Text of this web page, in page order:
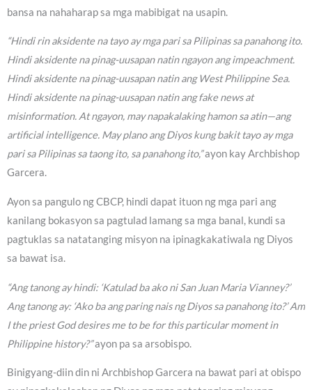
bansa na nahaharap sa mga mabibigat na usapin.
“Hindi rin aksidente na tayo ay mga pari sa Pilipinas sa panahong ito.
Hindi aksidente na pinag-uusapan natin ngayon ang impeachment.
Hindi aksidente na pinag-uusapan natin ang West Philippine Sea.
Hindi aksidente na pinag-uusapan natin ang fake news at
misinformation. At ngayon, may napakalaking hamon sa atin—ang
artificial intelligence. May plano ang Diyos kung bakit tayo ay mga
pari sa Pilipinas sa taong ito, sa panahong ito,”ayon kay Archbishop
Garcera.
Ayon sa pangulo ng CBCP, hindi dapat ituon ng mga pari ang
kanilang bokasyon sa pagtulad lamang sa mga banal, kundi sa
pagtuklas sa natatanging misyon na ipinagkakatiwala ng Diyos
sa bawat isa.
“Ang tanong ay hindi: ‘Katulad ba ako ni San Juan Maria Vianney?’
Ang tanong ay: ‘Ako ba ang paring nais ng Diyos sa panahong ito?’ Am
I the priest God desires me to be for this particular moment in
Philippine history?”ayon pa sa arsobispo.
Binigyang-diin din ni Archbishop Garcera na bawat pari at obispo